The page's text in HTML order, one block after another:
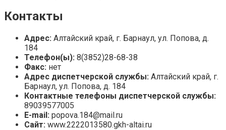
Контакты
Адрес: Алтайский край, г. Барнаул, ул. Попова, д.
184
Телефон(ы): 8(3852)28-68-38
Факс: нет
Адрес диспетчерской службы: Алтайский край, г.
Барнаул, ул. Попова, д. 184
Контактные телефоны диспетчерской службы:
89039577005
E-mail: popova.184@mail.ru
Сайт: www.2222013580.gkh-altai.ru